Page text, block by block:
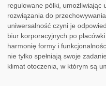
regulowane półki, umożliwiając
rozwiązania do
uniwersalność czyni je
biur korporacyjnych po
harmonię formy i
nie tylko spełniają swoje
klimat otoczenia, w którym są